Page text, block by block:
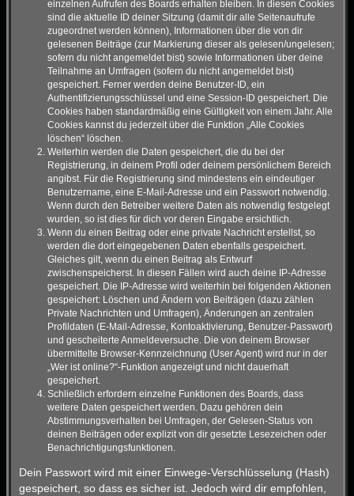
einzelnen Aufrufen des Boards erhalten bleiben. In diesen Cookies
sind die aktuelle ID deiner Sitzung (damit dir alle Seitenaufrufe
zugeordnet werden können), Informationen über die von dir
gelesenen Beiträge (zur Markierung dieser als gelesen/ungelesen;
sofern du nicht angemeldet bist) sowie Informationen über deine
Teilnahme an Umfragen (sofern du nicht angemeldet bist)
gespeichert. Ferner werden deine Benutzer-ID, ein
Authentifizierungsschlüssel und eine Session-ID gespeichert. Die
Cookies haben standardmäßig eine Gültigkeit von einem Jahr. Alle
Cookies kannst du jederzeit über die Funktion „Alle Cookies
löschen“ löschen.
Weiterhin werden die Daten gespeichert, die du bei der
Registrierung, in deinem Profil oder deinem persönlichem Bereich
angibst. Für die Registrierung sind mindestens ein eindeutiger
Benutzername, eine E-Mail-Adresse und ein Passwort notwendig.
Wenn durch den Betreiber weitere Daten als notwendig festgelegt
wurden, so ist dies für dich vor deren Eingabe ersichtlich.
Wenn du einen Beitrag oder eine private Nachricht erstellst, so
werden die dort eingegebenen Daten ebenfalls gespeichert.
Gleiches gilt, wenn du einen Beitrag als Entwurf
zwischenspeicherst. In diesen Fällen wird auch deine IP-Adresse
gespeichert. Die IP-Adresse wird weiterhin bei folgenden Aktionen
gespeichert: Löschen und Ändern von Beiträgen (dazu zählen
Private Nachrichten und Umfragen), Änderungen an zentralen
Profildaten (E-Mail-Adresse, Kontoaktivierung, Benutzer-Passwort)
und gescheiterte Anmeldeversuche. Die von deinem Browser
übermittelte Browser-Kennzeichnung (User Agent) wird nur in der
„Wer ist online?“-Funktion angezeigt und nicht dauerhaft
gespeichert.
Schließlich erfordern einzelne Funktionen des Boards, dass
weitere Daten gespeichert werden. Dazu gehören dein
Abstimmungsverhalten bei Umfragen, der Gelesen-Status von
deinen Beiträgen oder explizit von dir gesetzte Lesezeichen oder
Benachrichtigungsfunktionen.
Dein Passwort wird mit einer Einwege-Verschlüsselung (Hash)
gespeichert, so dass es sicher ist. Jedoch wird dir empfohlen,